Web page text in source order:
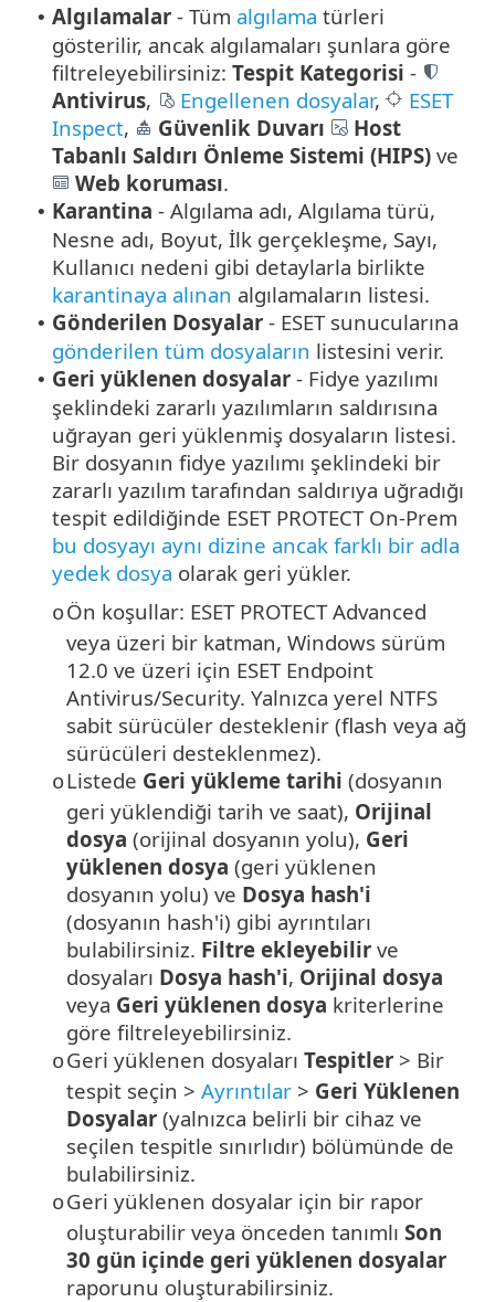
• Algılamalar - Tüm algılama türleri
gösterilir, ancak algılamaları şunlara göre
filtreleyebilirsiniz: Tespit Kategorisi -
Antivirus, Engellenen dosyalar,
ESET
Inspect, Güvenlik Duvarı
Host
Tabanlı Saldırı Önleme Sistemi (HIPS) ve
Web koruması.
• Karantina - Algılama adı, Algılama türü,
Nesne adı, Boyut, İlk gerçekleşme, Sayı,
Kullanıcı nedeni gibi detaylarla birlikte
karantinaya alınan algılamaların listesi.
• Gönderilen Dosyalar - ESET sunucularına
gönderilen tüm dosyaların listesini verir.
• Geri yüklenen dosyalar - Fidye yazılımı
şeklindeki zararlı yazılımların saldırısına
uğrayan geri yüklenmiş dosyaların listesi.
Bir dosyanın fidye yazılımı şeklindeki bir
zararlı yazılım tarafından saldırıya uğradığı
tespit edildiğinde ESET PROTECT On-Prem
bu dosyayı aynı dizine ancak farklı bir adla
yedek dosya olarak geri yükler.
oÖn koşullar: ESET PROTECT Advanced
veya üzeri bir katman, Windows sürüm
12.0 ve üzeri için ESET Endpoint
Antivirus/Security. Yalnızca yerel NTFS
sabit sürücüler desteklenir (flash veya ağ
sürücüleri desteklenmez).
oListede Geri yükleme tarihi (dosyanın
geri yüklendiği tarih ve saat), Orijinal
dosya (orijinal dosyanın yolu), Geri
yüklenen dosya (geri yüklenen
dosyanın yolu) ve Dosya hash'i
(dosyanın hash'i) gibi ayrıntıları
bulabilirsiniz. Filtre ekleyebilir ve
dosyaları Dosya hash'i, Orijinal dosya
veya Geri yüklenen dosya kriterlerine
göre filtreleyebilirsiniz.
oGeri yüklenen dosyaları Tespitler > Bir
tespit seçin > Ayrıntılar > Geri Yüklenen
Dosyalar (yalnızca belirli bir cihaz ve
seçilen tespitle sınırlıdır) bölümünde de
bulabilirsiniz.
oGeri yüklenen dosyalar için bir rapor
oluşturabilir veya önceden tanımlı Son
30 gün içinde geri yüklenen dosyalar
raporunu oluşturabilirsiniz.